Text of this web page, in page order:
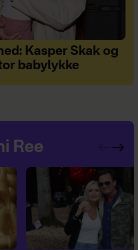
Kasper Skak og
babylykke
Ree